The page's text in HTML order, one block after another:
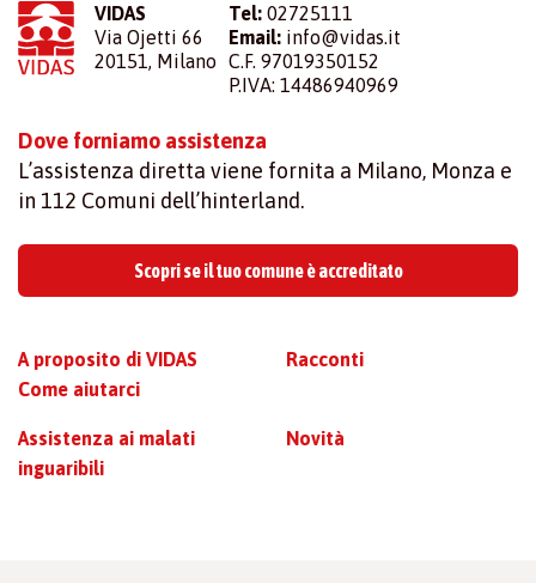
VIDAS
Via Ojetti 66
20151, Milano
Tel: 02725111
Email: info@vidas.it
C.F. 97019350152
P.IVA: 14486940969
Dove forniamo assistenza
L’assistenza diretta viene fornita a Milano, Monza e
in 112 Comuni dell’hinterland.
Scopri se il tuo comune è accreditato
A proposito di VIDAS
Come aiutarci
Assistenza ai malati
inguaribili
Racconti
Novità